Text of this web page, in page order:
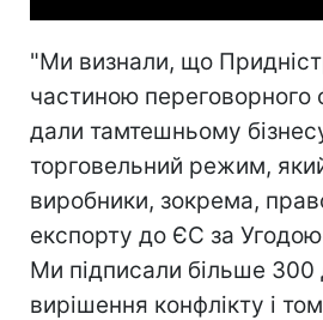
"Ми визнали, що
частиною переговорного
дали тамтешньому
торговельний режим,
виробники, зокрема,
експорту до ЄС за
Ми підписали більше 300
вирішення конфлікту і